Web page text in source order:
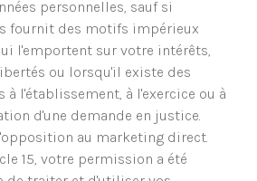
personnelles, sauf si
fournit des motifs impérieux
l'emportent sur votre intérêts,
ou lorsqu'il existe des
à l'établissement, à l'exercice ou à
d'une demande en justice.
au marketing direct.
15, votre permission a été